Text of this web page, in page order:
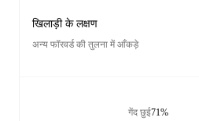
खिलाड़ी के लक्षण
अन्य फॉरवर्ड की तुलना में आँकड़े
गेंद छुई71%